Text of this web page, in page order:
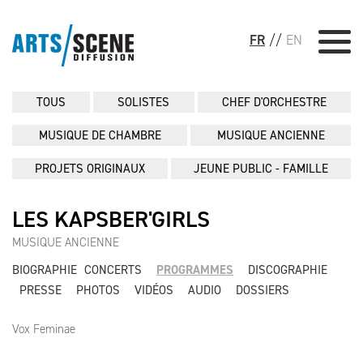
FR // EN
TOUS SOLISTES CHEF D'ORCHESTRE
MUSIQUE DE CHAMBRE MUSIQUE ANCIENNE
PROJETS ORIGINAUX JEUNE PUBLIC - FAMILLE
LES KAPSBER'GIRLS
MUSIQUE ANCIENNE
BIOGRAPHIE CONCERTS PROGRAMMES
DISCOGRAPHIE
PRESSE
PHOTOS VIDÉOS AUDIO DOSSIERS
Vox Feminae